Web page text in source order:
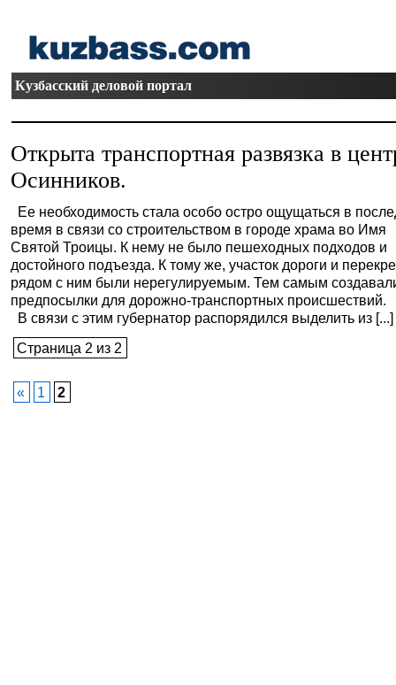
Кузбасский деловой портал
Открыта транспортная развязка в
Осинников.
Ее необходимость стала особо остро ощущаться в
время в связи со строительством в городе храма во Имя
Святой Троицы. К нему не было пешеходных подходов и
достойного подъезда. К тому же, участок дороги и
рядом с ним были нерегулируемым. Тем самым
предпосылки для дорожно-транспортных происшествий.
В связи с этим губернатор распорядился выделить из [...]
Страница 2 из 2
« 1 2